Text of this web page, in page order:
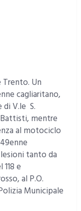
Un
cagliaritano,
V.le S.
mentre
al motociclo
tanto da
e
al P.O.
Municipale